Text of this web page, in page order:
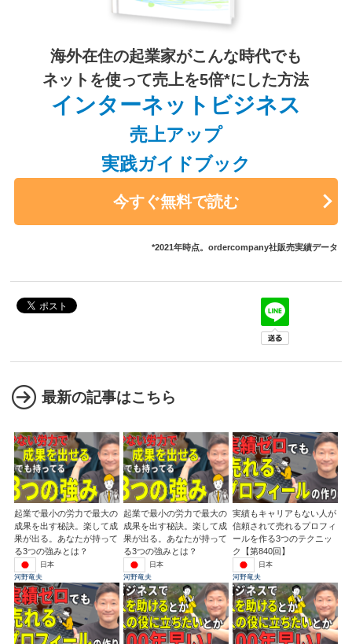
海外在住の起業家がこんな時代でも
ネットを使って売上を5倍*にした方法
インターネットビジネス
売上アップ
実践ガイドブック
今すぐ無料で読む
*2021年時点。ordercompany社販売実績データ
最新の記事はこちら
起業で最小の労力で最大の
成果を出す秘訣。楽して成
果が出る。あなたが持って
る3つの強みとは？
日本
河野竜夫
起業で最小の労力で最大の
成果を出す秘訣。楽して成
果が出る。あなたが持って
る3つの強みとは？
日本
河野竜夫
実績もキャリアもない人が
信頼されて売れるプロフィ
ールを作る3つのテクニッ
ク【第840回】
日本
河野竜夫